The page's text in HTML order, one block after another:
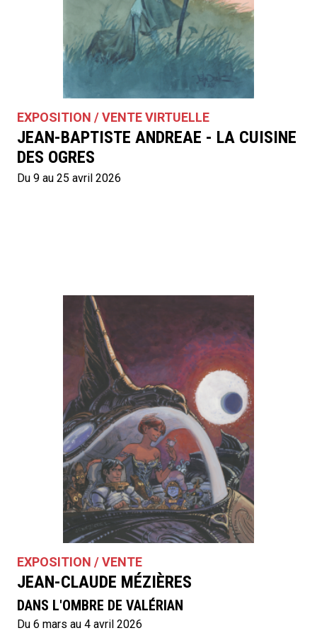
EXPOSITION / VENTE VIRTUELLE
JEAN-BAPTISTE ANDREAE - LA CUISINE
DES OGRES
Du 9 au 25 avril 2026
EXPOSITION / VENTE
JEAN-CLAUDE MÉZIÈRES
DANS L'OMBRE DE VALÉRIAN
Du 6 mars au 4 avril 2026